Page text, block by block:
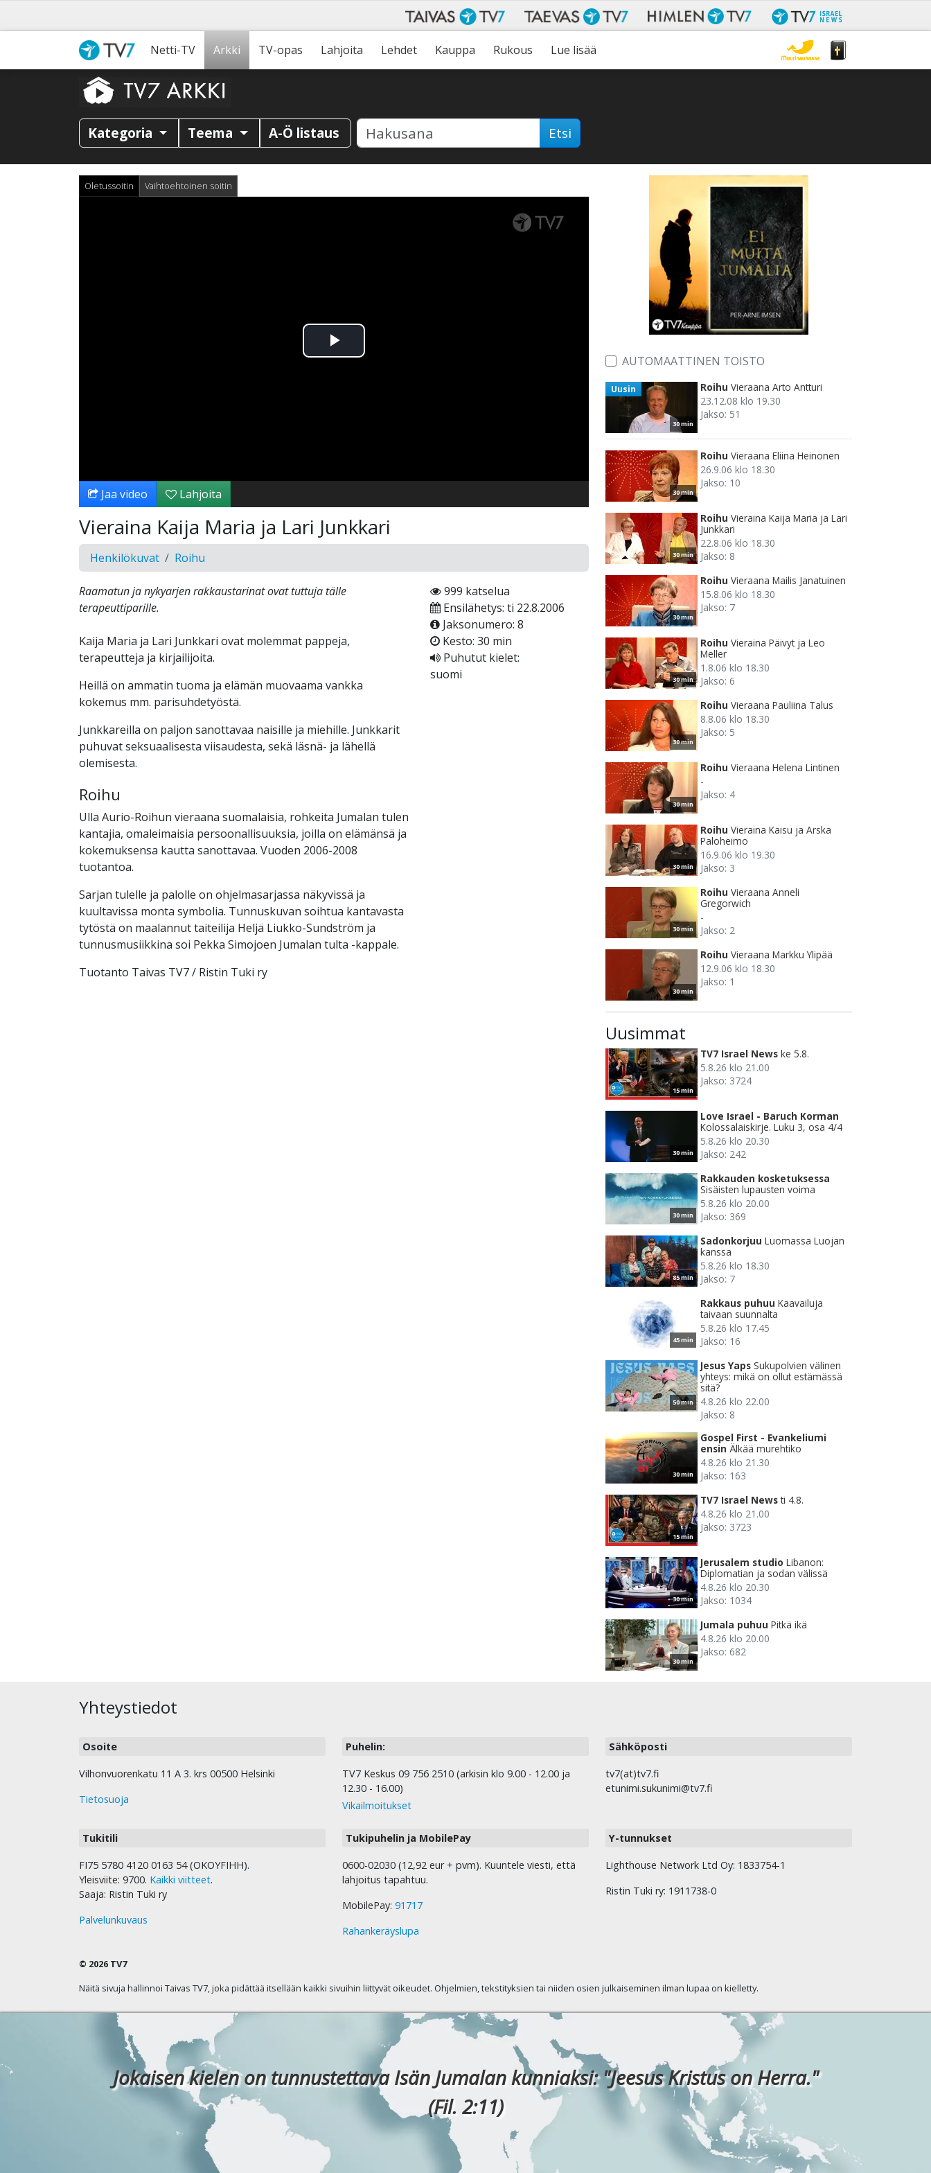
Netti-TV Arkki TV-opas Lahjoita Lehdet Kauppa Rukous Lue lisää
Kategoria Teema A-Ö listaus Etsi
Oletussoitin Vaihtoehtoinen soitin
Toista
Jaa video Lahjoita
Vieraina Kaija Maria ja Lari Junkkari
Henkilökuvat Roihu
Raamatun ja nykyarjen rakkaustarinat ovat tuttuja tälle
terapeuttiparille.
Kaija Maria ja Lari Junkkari ovat molemmat pappeja,
terapeutteja ja kirjailijoita.
Heillä on ammatin tuoma ja elämän muovaama vankka
kokemus mm. parisuhdetyöstä.
Junkkareilla on paljon sanottavaa naisille ja miehille. Junkkarit
puhuvat seksuaalisesta viisaudesta, sekä läsnä- ja lähellä
olemisesta.
Roihu
Ulla Aurio-Roihun vieraana suomalaisia, rohkeita Jumalan tulen
kantajia, omaleimaisia persoonallisuuksia, joilla on elämänsä ja
kokemuksensa kautta sanottavaa. Vuoden 2006-2008
tuotantoa.
Sarjan tulelle ja palolle on ohjelmasarjassa näkyvissä ja
kuultavissa monta symbolia. Tunnuskuvan soihtua kantavasta
tytöstä on maalannut taiteilija Heljä Liukko-Sundström ja
tunnusmusiikkina soi Pekka Simojoen Jumalan tulta -kappale.
Tuotanto Taivas TV7 / Ristin Tuki ry
999 katselua
Ensilähetys: ti 22.8.2006
Jaksonumero: 8
Kesto: 30 min
Puhutut kielet:
suomi
AUTOMAATTINEN TOISTO
30 min
Uusin Roihu Vieraana Arto Antturi
23.12.08 klo 19.30
Jakso: 51
30 min
Roihu Vieraana Eliina Heinonen
26.9.06 klo 18.30
Jakso: 10
30 min
Roihu Vieraina Kaija Maria ja Lari
Junkkari
22.8.06 klo 18.30
Jakso: 8
30 min
Roihu Vieraana Mailis Janatuinen
15.8.06 klo 18.30
Jakso: 7
30 min
Roihu Vieraina Päivyt ja Leo
Meller
1.8.06 klo 18.30
Jakso: 6
30 min
Roihu Vieraana Pauliina Talus
8.8.06 klo 18.30
Jakso: 5
30 min
Roihu Vieraana Helena Lintinen
-
Jakso: 4
30 min
Roihu Vieraina Kaisu ja Arska
Paloheimo
16.9.06 klo 19.30
Jakso: 3
30 min
Roihu Vieraana Anneli
Gregorwich
-
Jakso: 2
30 min
Roihu Vieraana Markku Ylipää
12.9.06 klo 18.30
Jakso: 1
Uusimmat
15 min
TV7 Israel News ke 5.8.
5.8.26 klo 21.00
Jakso: 3724
30 min
Love Israel - Baruch Korman
Kolossalaiskirje. Luku 3, osa 4/4
5.8.26 klo 20.30
Jakso: 242
30 min
Rakkauden kosketuksessa
Sisäisten lupausten voima
5.8.26 klo 20.00
Jakso: 369
85 min
Sadonkorjuu Luomassa Luojan
kanssa
5.8.26 klo 18.30
Jakso: 7
45 min
Rakkaus puhuu Kaavailuja
taivaan suunnalta
5.8.26 klo 17.45
Jakso: 16
50 min
Jesus Yaps Sukupolvien välinen
yhteys: mikä on ollut estämässä
sitä?
4.8.26 klo 22.00
Jakso: 8
30 min
Gospel First - Evankeliumi
ensin Älkää murehtiko
4.8.26 klo 21.30
Jakso: 163
15 min
TV7 Israel News ti 4.8.
4.8.26 klo 21.00
Jakso: 3723
30 min
Jerusalem studio Libanon:
Diplomatian ja sodan välissä
4.8.26 klo 20.30
Jakso: 1034
30 min
Jumala puhuu Pitkä ikä
4.8.26 klo 20.00
Jakso: 682
Yhteystiedot
Osoite
Vilhonvuorenkatu 11 A 3. krs 00500 Helsinki
Tietosuoja
Puhelin:
TV7 Keskus 09 756 2510 (arkisin klo 9.00 - 12.00 ja
12.30 - 16.00)
Vikailmoitukset
Sähköposti
tv7(at)tv7.fi
etunimi.sukunimi@tv7.fi
Tukitili
FI75 5780 4120 0163 54 (OKOYFIHH).
Yleisviite: 9700. Kaikki viitteet.
Saaja: Ristin Tuki ry
Palvelunkuvaus
Tukipuhelin ja MobilePay
0600-02030 (12,92 eur + pvm). Kuuntele viesti, että
lahjoitus tapahtuu.
MobilePay: 91717
Rahankeräyslupa
Y-tunnukset
Lighthouse Network Ltd Oy: 1833754-1
Ristin Tuki ry: 1911738-0
© 2026 TV7
Näitä sivuja hallinnoi Taivas TV7, joka pidättää itsellään kaikki sivuihin liittyvät oikeudet. Ohjelmien, tekstityksien tai niiden osien julkaiseminen ilman lupaa on kielletty.
Jokaisen kielen on tunnustettava Isän Jumalan kunniaksi: "Jeesus Kristus on Herra."
(Fil. 2:11)